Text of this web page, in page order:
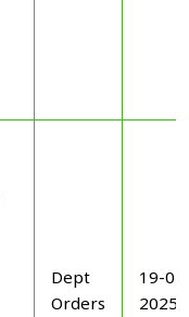
Dept
Orders
19-
2025